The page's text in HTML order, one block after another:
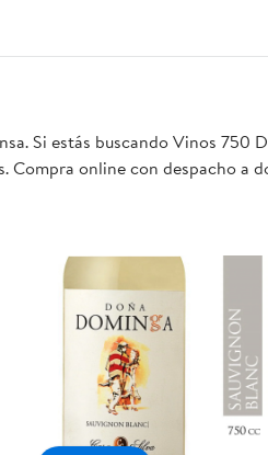
Si estás buscando Vinos 750
online con despacho a